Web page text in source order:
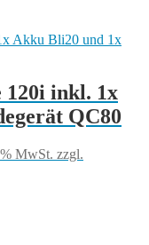
120i inkl. 1x
QC80
MwSt. zzgl.